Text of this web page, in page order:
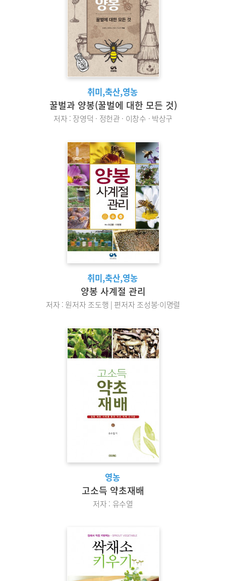
취미,축산,영농
꿀벌과 양봉(꿀벌에 대한 모든 것)
저자 : 장영덕 · 정헌관 · 이창수 · 박상구
취미,축산,영농
양봉 사계절 관리
저자 : 원저자 조도행 | 편저자 조성봉·이명렬
영농
고소득 약초재배
저자 : 유수열